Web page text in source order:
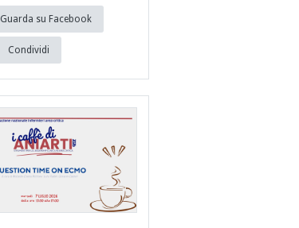
Guarda su Facebook
Condividi